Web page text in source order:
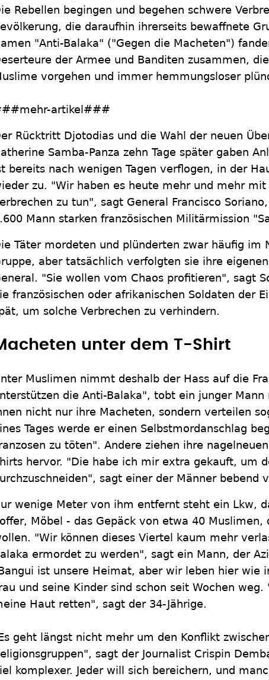
Rebellen begingen und begehen schwere
die daraufhin ihrerseits bewaffnete
"Anti-Balaka" ("Gegen die Macheten")
der Armee und Banditen zusammen,
vorgehen und immer hemmungsloser
artikel###
Rücktritt Djotodias und die Wahl der neuen
Samba-Panza zehn Tage später gaben
bereits nach wenigen Tagen verflogen, in der
zu. "Wir haben es heute mehr und mehr
zu tun", sagt General Francisco
Mann starken französischen Militärmission
Täter mordeten und plünderten zwar häufig im
aber tatsächlich verfolgten sie ihre
"Sie wollen vom Chaos profitieren", sagt
französischen oder afrikanischen Soldaten der
um solche Verbrechen zu verhindern.
unter dem T-Shirt
Muslimen nimmt deshalb der Hass auf die
die Anti-Balaka", tobt ein junger
nicht nur ihre Macheten, sondern verteilen
Tages werde er einen Selbstmordanschlag
zu töten". Andere ziehen ihre
hervor. "Die habe ich mir extra gekauft, um
sagt einer der Männer bebend
wenige Meter von ihm entfernt steht ein Lkw,
Möbel - das Gepäck von etwa 40 Muslimen,
"Wir können dieses Viertel kaum mehr
ermordet zu werden", sagt ein Mann, der
ist unsere Heimat, aber wir leben hier wie
und seine Kinder sind schon seit Wochen
Haut retten", sagt der 34-Jährige.
geht längst nicht mehr um den Konflikt
sagt der Journalist Crispin
komplexer. Jeder will sich bereichern, und